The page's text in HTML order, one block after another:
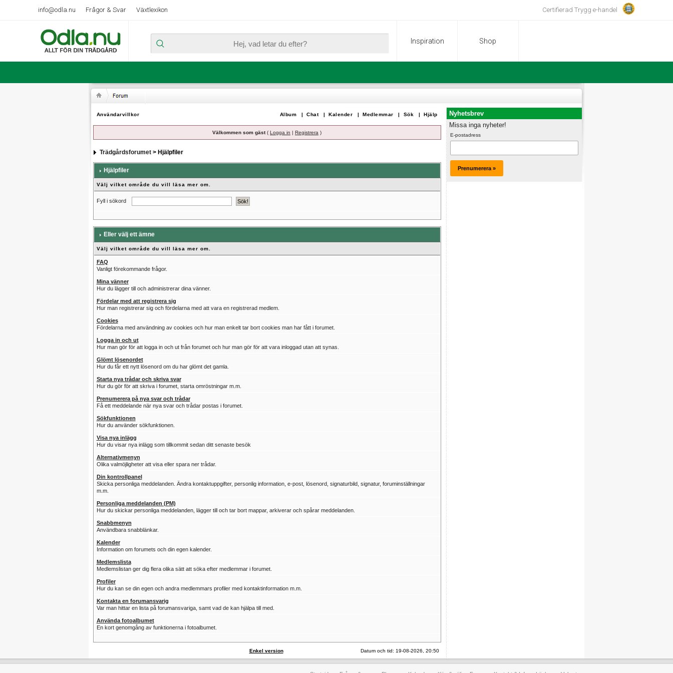
info@odla.nu Frågor & Svar Växtlexikon Certifierad Trygg e-handel
Inspiration Shop
Användarvillkor Hjälp
Sök |
Medlemmar |
Kalender |
Chat |
Album |
Välkommen som gäst( Logga in | Registrera )
Trädgårdsforumet> Hjälpfiler
Hjälpfiler
Välj vilket område du vill läsa mer om.
Fyll i sökord
Eller välj ett ämne
Välj vilket område du vill läsa mer om.
FAQ
Vanligt förekommande frågor.
Mina vänner
Hur du lägger till och administrerar dina vänner.
Fördelar med att registrera sig
Hur man registrerar sig och fördelarna med att vara en registrerad medlem.
Cookies
Fördelarna med användning av cookies och hur man enkelt tar bort cookies man har fått i forumet.
Logga in och ut
Hur man gör för att logga in och ut från forumet och hur man gör för att vara inloggad utan att synas.
Glömt lösenordet
Hur du får ett nytt lösenord om du har glömt det gamla.
Starta nya trådar och skriva svar
Hur du gör för att skriva i forumet, starta omröstningar m.m.
Prenumerera på nya svar och trådar
Få ett meddelande när nya svar och trådar postas i forumet.
Sökfunktionen
Hur du använder sökfunktionen.
Visa nya inlägg
Hur du visar nya inlägg som tillkommit sedan ditt senaste besök
Alternativmenyn
Olika valmöjligheter att visa eller spara ner trådar.
Din kontrollpanel
Skicka personliga meddelanden. Ändra kontaktuppgifter, personlig information, e-post, lösenord, signaturbild, signatur, foruminställningar
m.m.
Personliga meddelanden (PM)
Hur du skickar personliga meddelanden, lägger till och tar bort mappar, arkiverar och spårar meddelanden.
Snabbmenyn
Användbara snabblänkar.
Kalender
Information om forumets och din egen kalender.
Medlemslista
Medlemslistan ger dig flera olika sätt att söka efter medlemmar i forumet.
Profiler
Hur du kan se din egen och andra medlemmars profiler med kontaktinformation m.m.
Kontakta en forumansvarig
Var man hittar en lista på forumansvariga, samt vad de kan hjälpa till med.
Använda fotoalbumet
En kort genomgång av funktionerna i fotoalbumet.
Enkel version Datum och tid: 19-08-2026, 20:50
Nyhetsbrev
Missa inga nyheter!
E-postadress